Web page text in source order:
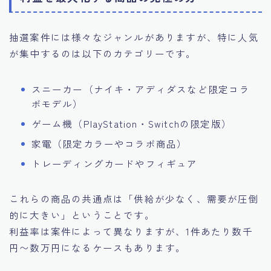
抽選案件には様々なジャンルがありますが、特に人気
が集中するのは以下のカテゴリーです。
スニーカー（ナイキ・アディダスなど限定コラ
ボモデル）
ゲーム機（PlayStation・Switchの限定版）
家電（限定カラーやコラボ商品）
トレーディングカードやフィギュア
これらの商品の共通点は「供給が少なく、需要が圧倒
的に大きい」ということです。
利益率は案件によって異なりますが、1件あたり数千
円〜数万円になるケースもあります。